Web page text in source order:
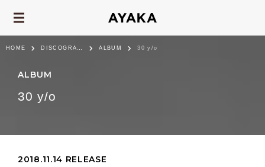
HOME DISCOGRAPHY ALBUM 30 y/o
ALBUM
30 y/o
2018.11.14 RELEASE